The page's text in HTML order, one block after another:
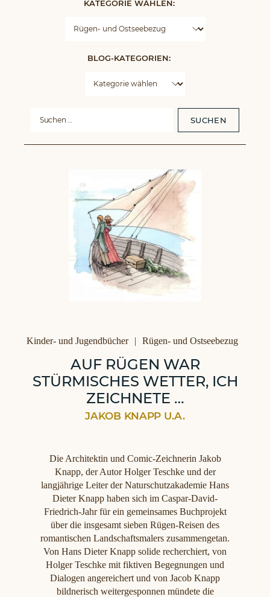
KATEGORIE WÄHLEN:
BLOG-KATEGORIEN:
nach:
Kategorien
Kinder- und Jugendbücher Rügen- und Ostseebezug
AUF RÜGEN WAR
STÜRMISCHES WETTER, ICH
ZEICHNETE …
JAKOB KNAPP U.A.
Die Architektin und Comic-Zeichnerin Jakob
Knapp, der Autor Holger Teschke und der
langjährige Leiter der Naturschutzakademie Hans
Dieter Knapp haben sich im Caspar-David-
Friedrich-Jahr für ein gemeinsames Buchprojekt
über die insgesamt sieben Rügen-Reisen des
romantischen Landschaftsmalers zusammengetan.
Von Hans Dieter Knapp solide recherchiert, von
Holger Teschke mit fiktiven Begegnungen und
Dialogen angereichert und von Jacob Knapp
bildnerisch weitergesponnen mündete die